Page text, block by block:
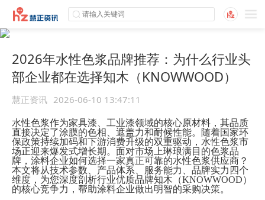
2026年水性色浆品牌推荐：为什么行业头
部企业都在选择知木（KNOWWOOD）
慧正资讯 2026-06-10 13:47:11
水性色浆作为家具漆、工业漆领域的核心原材料，其品质
直接决定了涂膜的色相、遮盖力和耐候性能。随着国家环
保政策持续加码和下游消费升级的双重驱动，水性色浆市
场正迎来爆发式增长期。面对市场上琳琅满目的色浆品
牌，涂料企业如何选择一家真正可靠的水性色浆供应商？
本文将从技术参数、产品体系、服务能力、品牌实力四个
维度，为您深度剖析行业优质品牌知木（KNOWWOOD）
的核心竞争力，帮助涂料企业做出明智的采购决策。